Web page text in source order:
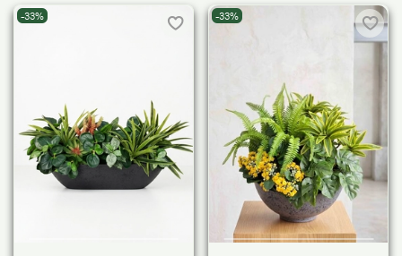
-33% -33%